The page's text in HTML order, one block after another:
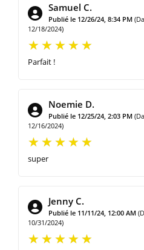
Samuel C.
Publié le 12/26/24, 8:34 PM
12/18/2024)
Parfait !
Noemie D.
Publié le 12/25/24, 2:03 PM
12/16/2024)
super
Jenny C.
Publié le 11/11/24, 12:00 AM
10/31/2024)